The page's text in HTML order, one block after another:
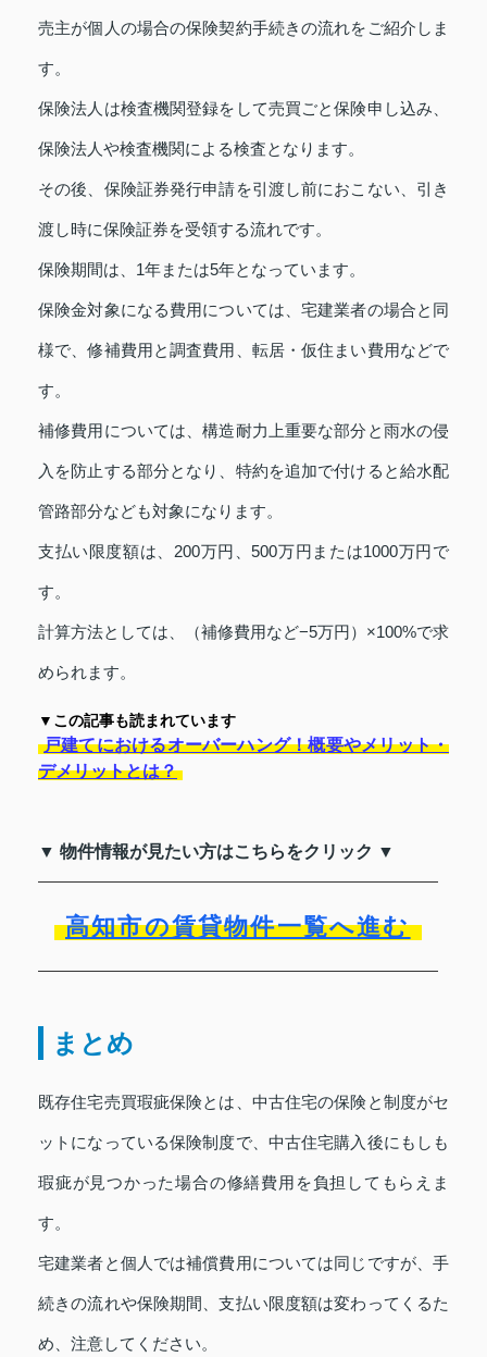
売主が個人の場合の保険契約手続きの流れをご紹介しま
す。
保険法人は検査機関登録をして売買ごと保険申し込み、
保険法人や検査機関による検査となります。
その後、保険証券発行申請を引渡し前におこない、引き
渡し時に保険証券を受領する流れです。
保険期間は、1年または5年となっています。
保険金対象になる費用については、宅建業者の場合と同
様で、修補費用と調査費用、転居・仮住まい費用などで
す。
補修費用については、構造耐力上重要な部分と雨水の侵
入を防止する部分となり、特約を追加で付けると給水配
管路部分なども対象になります。
支払い限度額は、200万円、500万円または1000万円で
す。
計算方法としては、（補修費用など−5万円）×100%で求
められます。
▼この記事も読まれています
戸建てにおけるオーバーハング！概要やメリット・
デメリットとは？
▼ 物件情報が見たい方はこちらをクリック ▼
高知市の賃貸物件一覧へ進む
まとめ
既存住宅売買瑕疵保険とは、中古住宅の保険と制度がセ
ットになっている保険制度で、中古住宅購入後にもしも
瑕疵が見つかった場合の修繕費用を負担してもらえま
す。
宅建業者と個人では補償費用については同じですが、手
続きの流れや保険期間、支払い限度額は変わってくるた
め、注意してください。